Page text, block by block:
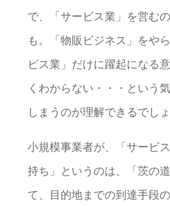
で、「サービス業」を営む
も。「物販ビジネス」をや
ビス業」だけに躍起になる
くわからない・・・という
しまうのが理解できるでし
小規模事業者が、「サービ
持ち」というのは、「茨の
て、目的地までの到達手段